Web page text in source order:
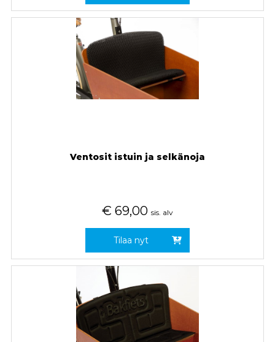
Ventosit istuin ja selkänoja
€ 69,00 sis. alv
Tilaa nyt